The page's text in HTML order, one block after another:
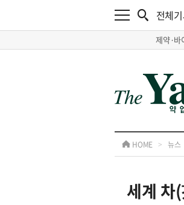
전체
제약·바
HOME > 뉴스
세계 차